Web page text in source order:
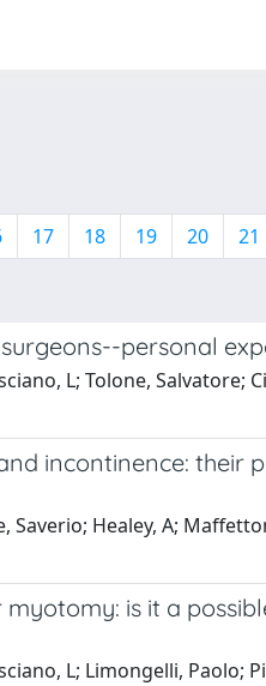
17 18 19 20 21
personal
L; Tolone, Salvatore;
incontinence: their
Healey, A;
is it a
L; Limongelli, Paolo;